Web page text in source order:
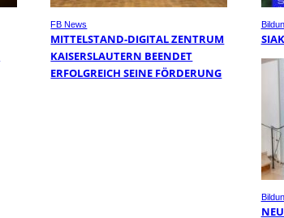
FB News
MITTELSTAND-DIGITAL ZENTRUM
KAISERSLAUTERN BEENDET
ERFOLGREICH SEINE FÖRDERUNG